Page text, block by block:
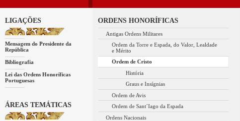
LIGAÇÕES
Mensagem do Presidente da
República
Bibliografia
Lei das Ordens Honoríficas
Portuguesas
ÁREAS TEMÁTICAS
ORDENS HONORÍFICAS
Antigas Ordens Militares
Ordem da Torre e Espada, do Valor, Lealdade
e Mérito
Ordem de Cristo
História
Graus e Insígnias
Ordem de Avis
Ordem de Sant´Iago da Espada
Ordens Nacionais